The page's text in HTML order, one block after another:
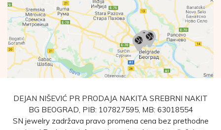
DEJAN NIŠEVIĆ PR PRODAJA NAKITA SREBRNI NAKIT
BG BEOGRAD, PIB: 107827595, MB: 63018554
SN jewelry zadržava pravo promena cena bez prethodne